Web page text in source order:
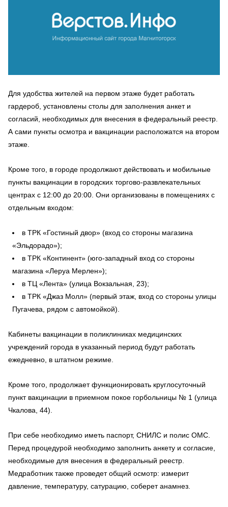
Для удобства жителей на первом этаже будет работать
гардероб, установлены столы для заполнения анкет и
согласий, необходимых для внесения в федеральный реестр.
А сами пункты осмотра и вакцинации расположатся на втором
этаже.
Кроме того, в городе продолжают действовать и мобильные
пункты вакцинации в городских торгово-развлекательных
центрах с 12:00 до 20:00. Они организованы в помещениях с
отдельным входом:
в ТРК «Гостиный двор» (вход со стороны магазина
«Эльдорадо»);
в ТРК «Континент» (юго-западный вход со стороны
магазина «Леруа Мерлен»);
в ТЦ «Лента» (улица Вокзальная, 23);
в ТРК «Джаз Молл» (первый этаж, вход со стороны улицы
Пугачева, рядом с автомойкой).
Кабинеты вакцинации в поликлиниках медицинских
учреждений города в указанный период будут работать
ежедневно, в штатном режиме.
Кроме того, продолжает функционировать круглосуточный
пункт вакцинации в приемном покое горбольницы № 1 (улица
Чкалова, 44).
При себе необходимо иметь паспорт, СНИЛС и полис ОМС.
Перед процедурой необходимо заполнить анкету и согласие,
необходимые для внесения в федеральный реестр.
Медработник также проведет общий осмотр: измерит
давление, температуру, сатурацию, соберет анамнез.